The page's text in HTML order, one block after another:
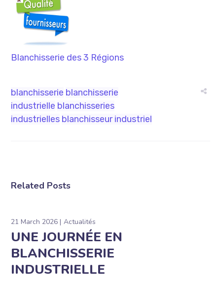
Blanchisserie des 3 Régions
blanchisserie blanchisserie
industrielle blanchisseries
industrielles blanchisseur industriel
Related Posts
21 March 2026 Actualités
UNE JOURNÉE EN
BLANCHISSERIE
INDUSTRIELLE